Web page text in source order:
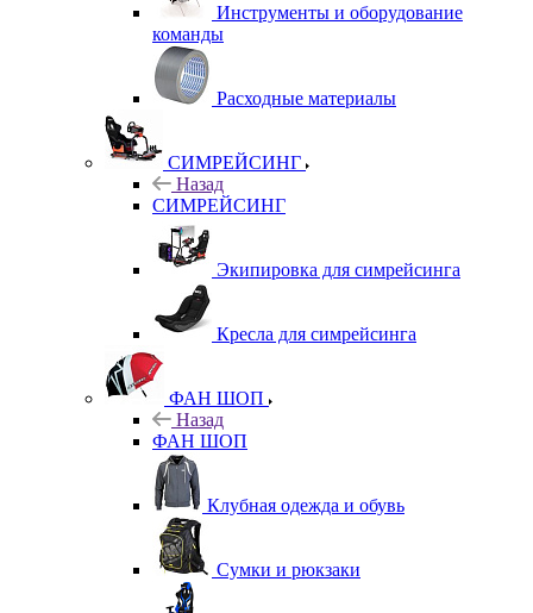
Инструменты и оборудование
команды
Расходные материалы
СИМРЕЙСИНГ
Назад
СИМРЕЙСИНГ
Экипировка для симрейсинга
Кресла для симрейсинга
ФАН ШОП
Назад
ФАН ШОП
Клубная одежда и обувь
Сумки и рюкзаки